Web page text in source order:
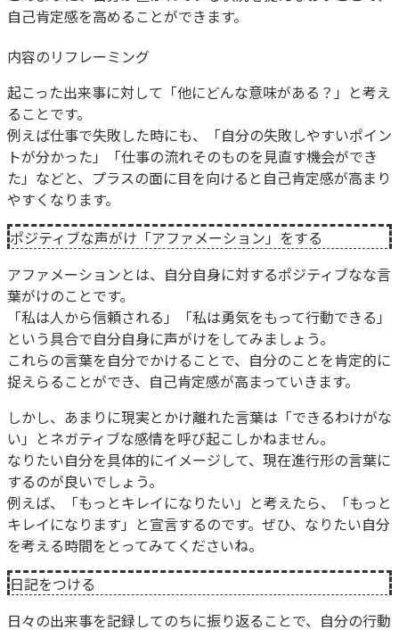
自己肯定感を高めることができます。
内容のリフレーミング
起こった出来事に対して「他にどんな意味がある？」と考え
ることです。
例えば仕事で失敗した時にも、「自分の失敗しやすいポイン
トが分かった」「仕事の流れそのものを見直す機会ができ
た」などと、プラスの面に目を向けると自己肯定感が高まり
やすくなります。
ポジティブな声がけ「アファメーション」をする
アファメーションとは、自分自身に対するポジティブなな言
葉がけのことです。
「私は人から信頼される」「私は勇気をもって行動できる」
という具合で自分自身に声がけをしてみましょう。
これらの言葉を自分でかけることで、自分のことを肯定的に
捉えらることができ、自己肯定感が高まっていきます。
しかし、あまりに現実とかけ離れた言葉は「できるわけがな
い」とネガティブな感情を呼び起こしかねません。
なりたい自分を具体的にイメージして、現在進行形の言葉に
するのが良いでしょう。
例えば、「もっとキレイになりたい」と考えたら、「もっと
キレイになります」と宣言するのです。ぜひ、なりたい自分
を考える時間をとってみてくださいね。
日記をつける
日々の出来事を記録してのちに振り返ることで、自分の行動